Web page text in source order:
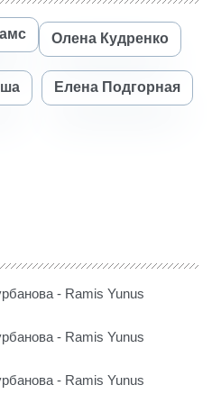
Олена Кудренко
Елена Подгорная
- Ramis Yunus
- Ramis Yunus
- Ramis Yunus